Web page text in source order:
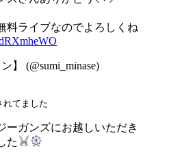
料ライブなのでよろしくね
】 (@sumi_minase)
てました
ーガンズにお越しいただき
た